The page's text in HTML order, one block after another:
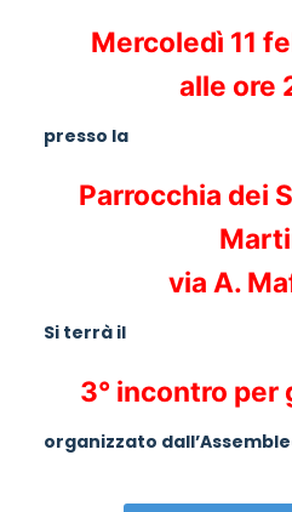
Mercoledì 11
alle ore
presso la
Parrocchia dei
via A.
Si terrà il
3° incontro per
organizzato